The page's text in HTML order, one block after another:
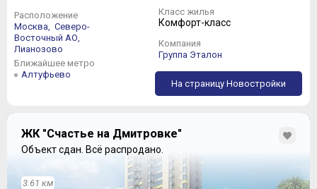
Расположение
Москва, Северо-
Восточный АО,
Лианозово
Ближайшее метро
Алтуфьево
Класс жилья
Комфорт-класс
Компания
Группа Эталон
На страницу Новостройки
ЖК "Счастье на Дмитровке"
Объект сдан. Всё распродано.
3.61 км